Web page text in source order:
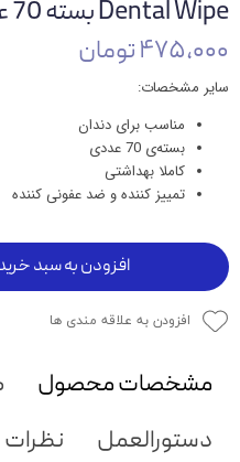
Dental Wipe بسته 70 عددی
۴۷۵,۰۰۰ تومان
سایر مشخصات:
مناسب برای دندان
بسته‌ی 70 عددی
کاملا بهداشتی
تمییز کننده و ضد عفونی کننده
افزودن به سبد
افزودن به علاقه مندی ها
مشخصات محصول
دستورالعمل
نظرات